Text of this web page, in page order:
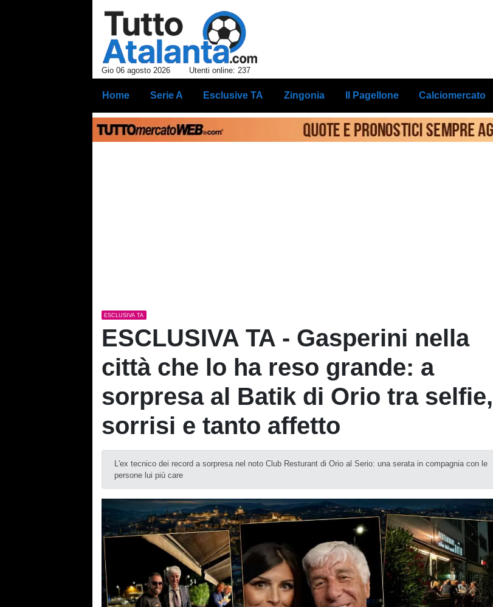
Gio 06 agosto 2026 Utenti online: 237
Home Serie A Esclusive TA Zingonia Il Pagellone Calciomercato
ESCLUSIVA TA
ESCLUSIVA TA - Gasperini nella
città che lo ha reso grande: a
sorpresa al Batik di Orio tra selfie,
sorrisi e tanto affetto
L'ex tecnico dei record a sorpresa nel noto Club Resturant di Orio al Serio: una serata in compagnia con le
persone lui più care